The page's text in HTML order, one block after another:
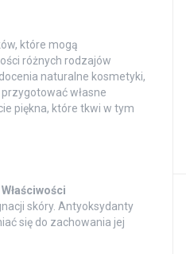
które mogą
różnych rodzajów
naturalne kosmetyki,
własne
piękna, które tkwi w tym
Właściwości
skóry. Antyoksydanty
się do zachowania jej